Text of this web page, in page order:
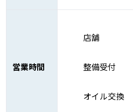
営業時間
店舗
整備受付
オイル交換